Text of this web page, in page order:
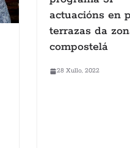
actuacións en
terrazas da
compostelá
28 Xullo, 2022